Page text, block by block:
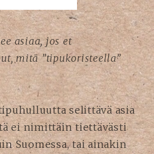
asiaa, jos et
mitä ”tipukoristeella”
selittävä asia
ei nimittäin tiettävästi
Suomessa, tai ainakin